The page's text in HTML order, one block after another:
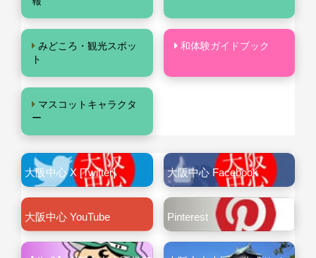
みどころ・観光スポッ
ト
和体験ガイドブック
マスコットキャラクタ
ー
大阪中心 X [Twitter] 大阪中心 Facebook
大阪中心 YouTube Pinterest